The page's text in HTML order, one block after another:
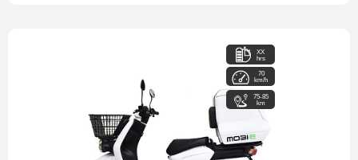
XX
hrs
70
km/h
75-85
km